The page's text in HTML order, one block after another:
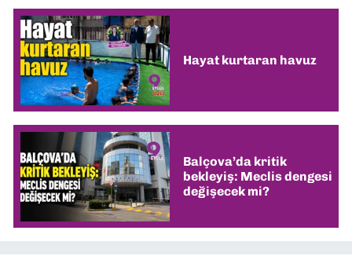
Hayat kurtaran havuz
Balçova’da kritik
bekleyiş: Meclis dengesi
değişecek mi?